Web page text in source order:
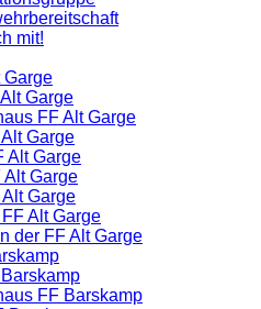
mit!
Garge
Garge
FF Alt Garge
Garge
Alt Garge
Alt Garge
Garge
Alt Garge
der FF Alt Garge
FF Barskamp